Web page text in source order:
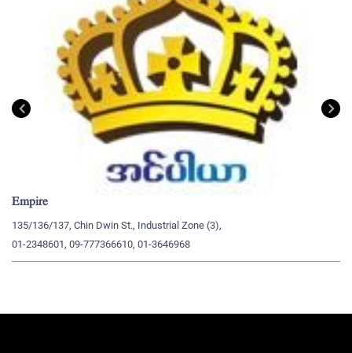
Empire
135/136/137, Chin Dwin St., Industrial Zone (3),
01-2348601, 09-777366610, 01-3646968